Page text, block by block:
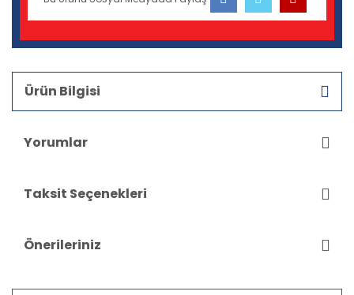
Ürün Bilgisi
Yorumlar
Taksit Seçenekleri
Önerileriniz